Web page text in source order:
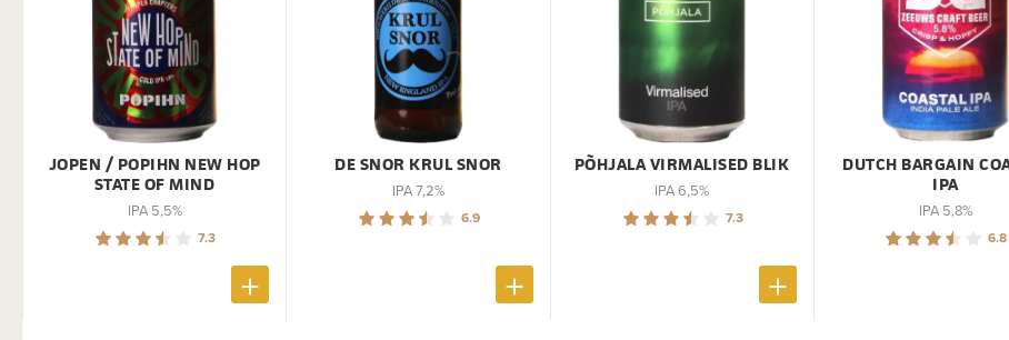
JOPEN / POPIHN NEW HOP
STATE OF MIND
IPA 5,5%
7.3
DE SNOR KRUL SNOR
IPA 7,2%
6.9
PÕHJALA VIRMALISED BLIK
IPA 6,5%
7.3
DUTCH BARGAIN
IPA
IPA 5,8%
6.8